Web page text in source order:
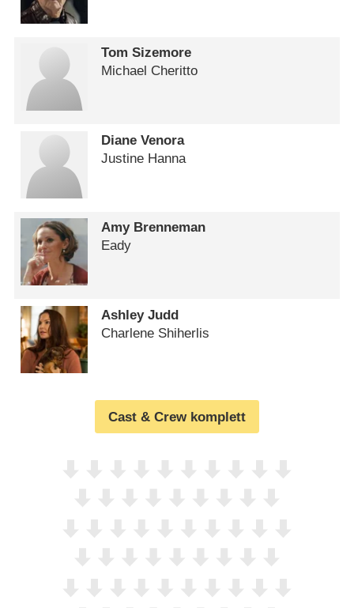
Tom Sizemore
Michael Cheritto
Diane Venora
Justine Hanna
Amy Brenneman
Eady
Ashley Judd
Charlene Shiherlis
Cast & Crew komplett